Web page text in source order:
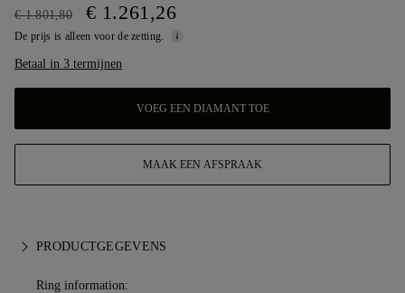
€ 1.801,80 € 1.261,26
De prijs is alleen voor de zetting.
Betaal in 3 termijnen
VOEG EEN DIAMANT TOE
MAAK EEN AFSPRAAK
PRODUCTGEGEVENS
Ring information: